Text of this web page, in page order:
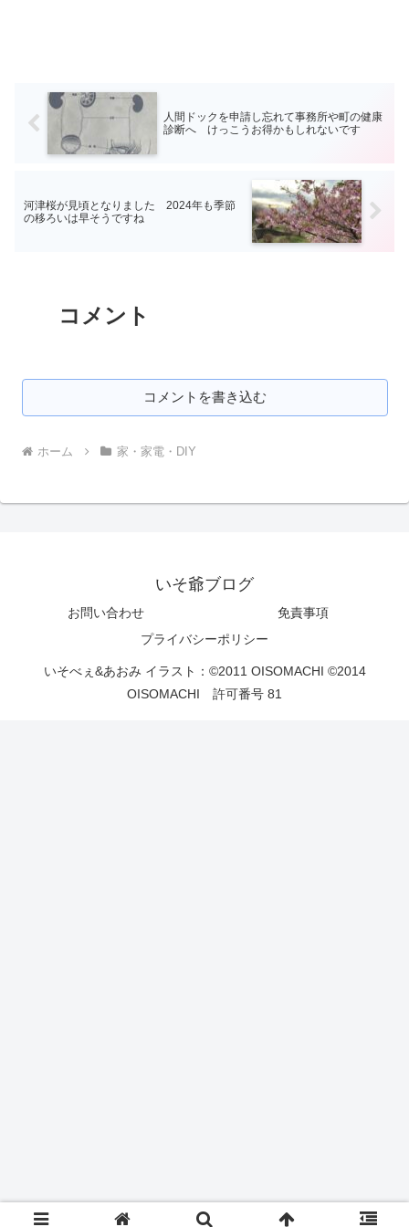
人間ドックを申請し忘れて事務所や町の健康
診断へ けっこうお得かもしれないです
河津桜が見頃となりました 2024年も季節
の移ろいは早そうですね
コメント
コメントを書き込む
ホーム 家・家電・DIY
いそ爺ブログ
お問い合わせ
免責事項
プライバシーポリシー
いそべぇ&あおみ イラスト：©2011 OISOMACHI ©2014
OISOMACHI 許可番号 81